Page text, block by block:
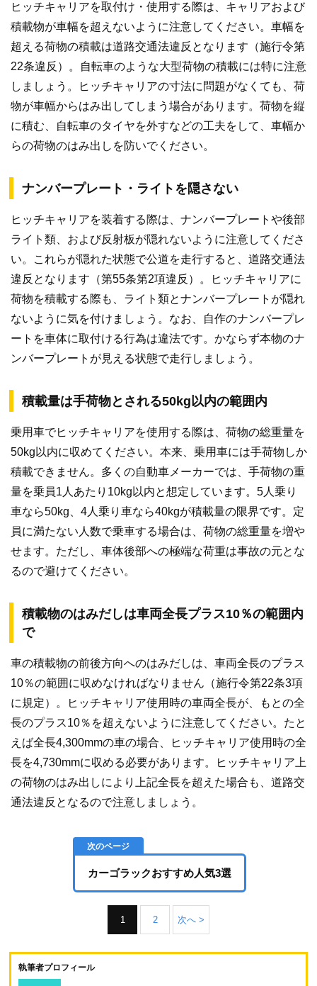
ヒッチキャリアを取付け・使用する際は、キャリアおよび
積載物が車幅を超えないように注意してください。車幅を
超える荷物の積載は道路交通法違反となります（施行令第
22条違反）。自転車のような大型荷物の積載には特に注意
しましょう。ヒッチキャリアの寸法に問題がなくても、荷
物が車幅からはみ出してしまう場合があります。荷物を縦
に積む、自転車のタイヤを外すなどの工夫をして、車幅か
らの荷物のはみ出しを防いでください。
ナンバープレート・ライトを隠さない
ヒッチキャリアを装着する際は、ナンバープレートや後部
ライト類、および反射板が隠れないように注意してくださ
い。これらが隠れた状態で公道を走行すると、道路交通法
違反となります（第55条第2項違反）。ヒッチキャリアに
荷物を積載する際も、ライト類とナンバープレートが隠れ
ないように気を付けましょう。なお、自作のナンバープレ
ートを車体に取付ける行為は違法です。かならず本物のナ
ンバープレートが見える状態で走行しましょう。
積載量は手荷物とされる50kg以内の範囲内
乗用車でヒッチキャリアを使用する際は、荷物の総重量を
50kg以内に収めてください。本来、乗用車には手荷物しか
積載できません。多くの自動車メーカーでは、手荷物の重
量を乗員1人あたり10kg以内と想定しています。5人乗り
車なら50kg、4人乗り車なら40kgが積載量の限界です。定
員に満たない人数で乗車する場合は、荷物の総重量を増や
せます。ただし、車体後部への極端な荷重は事故の元とな
るので避けてください。
積載物のはみだしは車両全長プラス10％の範囲内
で
車の積載物の前後方向へのはみだしは、車両全長のプラス
10％の範囲に収めなければなりません（施行令第22条3項
に規定）。ヒッチキャリア使用時の車両全長が、もとの全
長のプラス10％を超えないように注意してください。たと
えば全長4,300mmの車の場合、ヒッチキャリア使用時の全
長を4,730mmに収める必要があります。ヒッチキャリア上
の荷物のはみ出しにより上記全長を超えた場合も、道路交
通法違反となるので注意しましょう。
カーゴラックおすすめ人気3選
1 2 次へ >
執筆者プロフィール